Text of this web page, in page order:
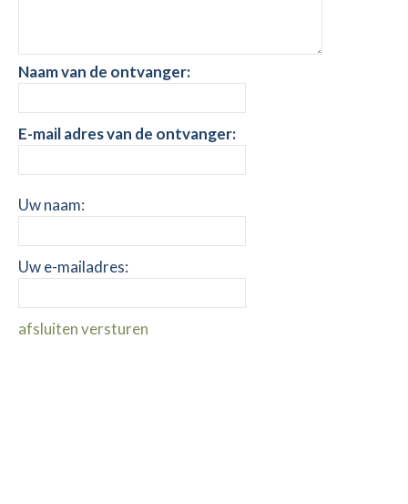
Naam van de ontvanger:
E-mail adres van de ontvanger:
Uw naam:
Uw e-mailadres:
afsluitenversturen